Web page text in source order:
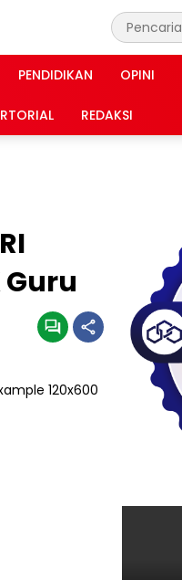
PENDIDIKAN OPINI
REDAKSI
Guru